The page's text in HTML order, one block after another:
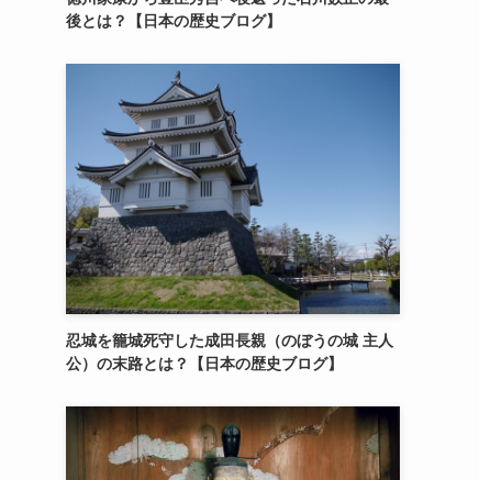
後とは？【日本の歴史ブログ】
忍城を籠城死守した成田長親（のぼうの城 主人
公）の末路とは？【日本の歴史ブログ】